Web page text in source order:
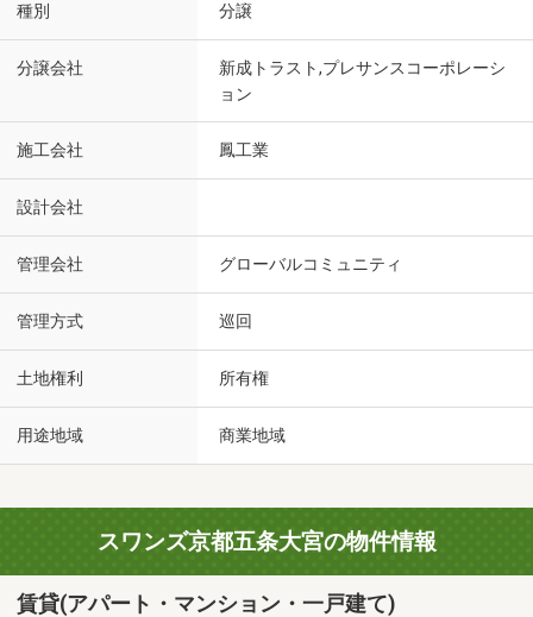
種別 分譲
分譲会社
新成トラスト,プレサンスコーポレーシ
ョン
施工会社 鳳工業
設計会社
管理会社 グローバルコミュニティ
管理方式 巡回
土地権利 所有権
用途地域 商業地域
スワンズ京都五条大宮の物件情報
賃貸(アパート・マンション・一戸建て)